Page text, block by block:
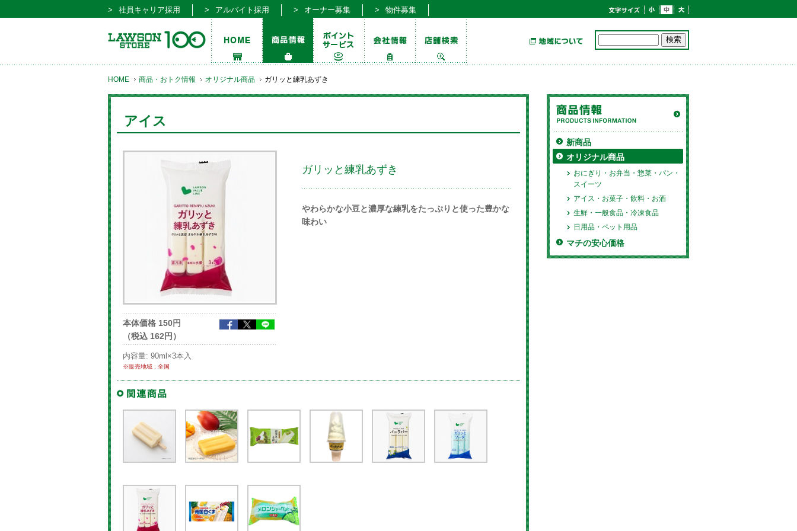
社員キャリア採用 アルバイト採用 オーナー募集 物件募集
HOME 商品・おトク情報 オリジナル商品 ガリッと練乳あずき
アイス
ガリッと練乳あずき
やわらかな小豆と濃厚な練乳をたっぷりと使った豊かな
味わい
本体価格 150円
（税込 162円）
内容量: 90ml×3本入
※販売地域 : 全国
新商品
オリジナル商品
おにぎり・お弁当・惣菜・パン・
スイーツ
アイス・お菓子・飲料・お酒
生鮮・一般食品・冷凍食品
日用品・ペット用品
マチの安心価格